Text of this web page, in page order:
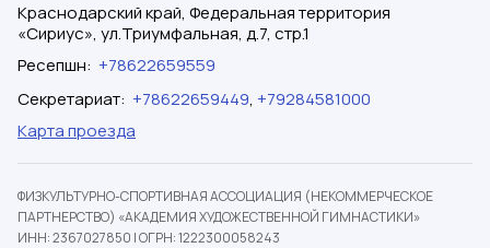
Краснодарский край, Федеральная территория
«Сириус», ул.Триумфальная, д.7, стр.1
Ресепшн: +78622659559
Секретариат: +78622659449, +79284581000
Карта проезда
ФИЗКУЛЬТУРНО-СПОРТИВНАЯ АССОЦИАЦИЯ (НЕКОММЕРЧЕСКОЕ
ПАРТНЕРСТВО) «АКАДЕМИЯ ХУДОЖЕСТВЕННОЙ ГИМНАСТИКИ»
ИНН: 2367027850 |ОГРН: 1222300058243